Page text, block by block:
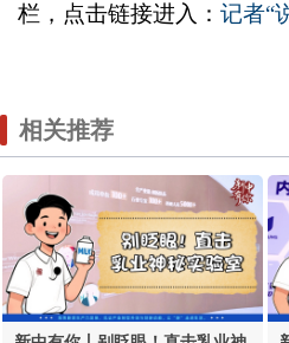
栏，点击链接进入： 记者“
相关推荐